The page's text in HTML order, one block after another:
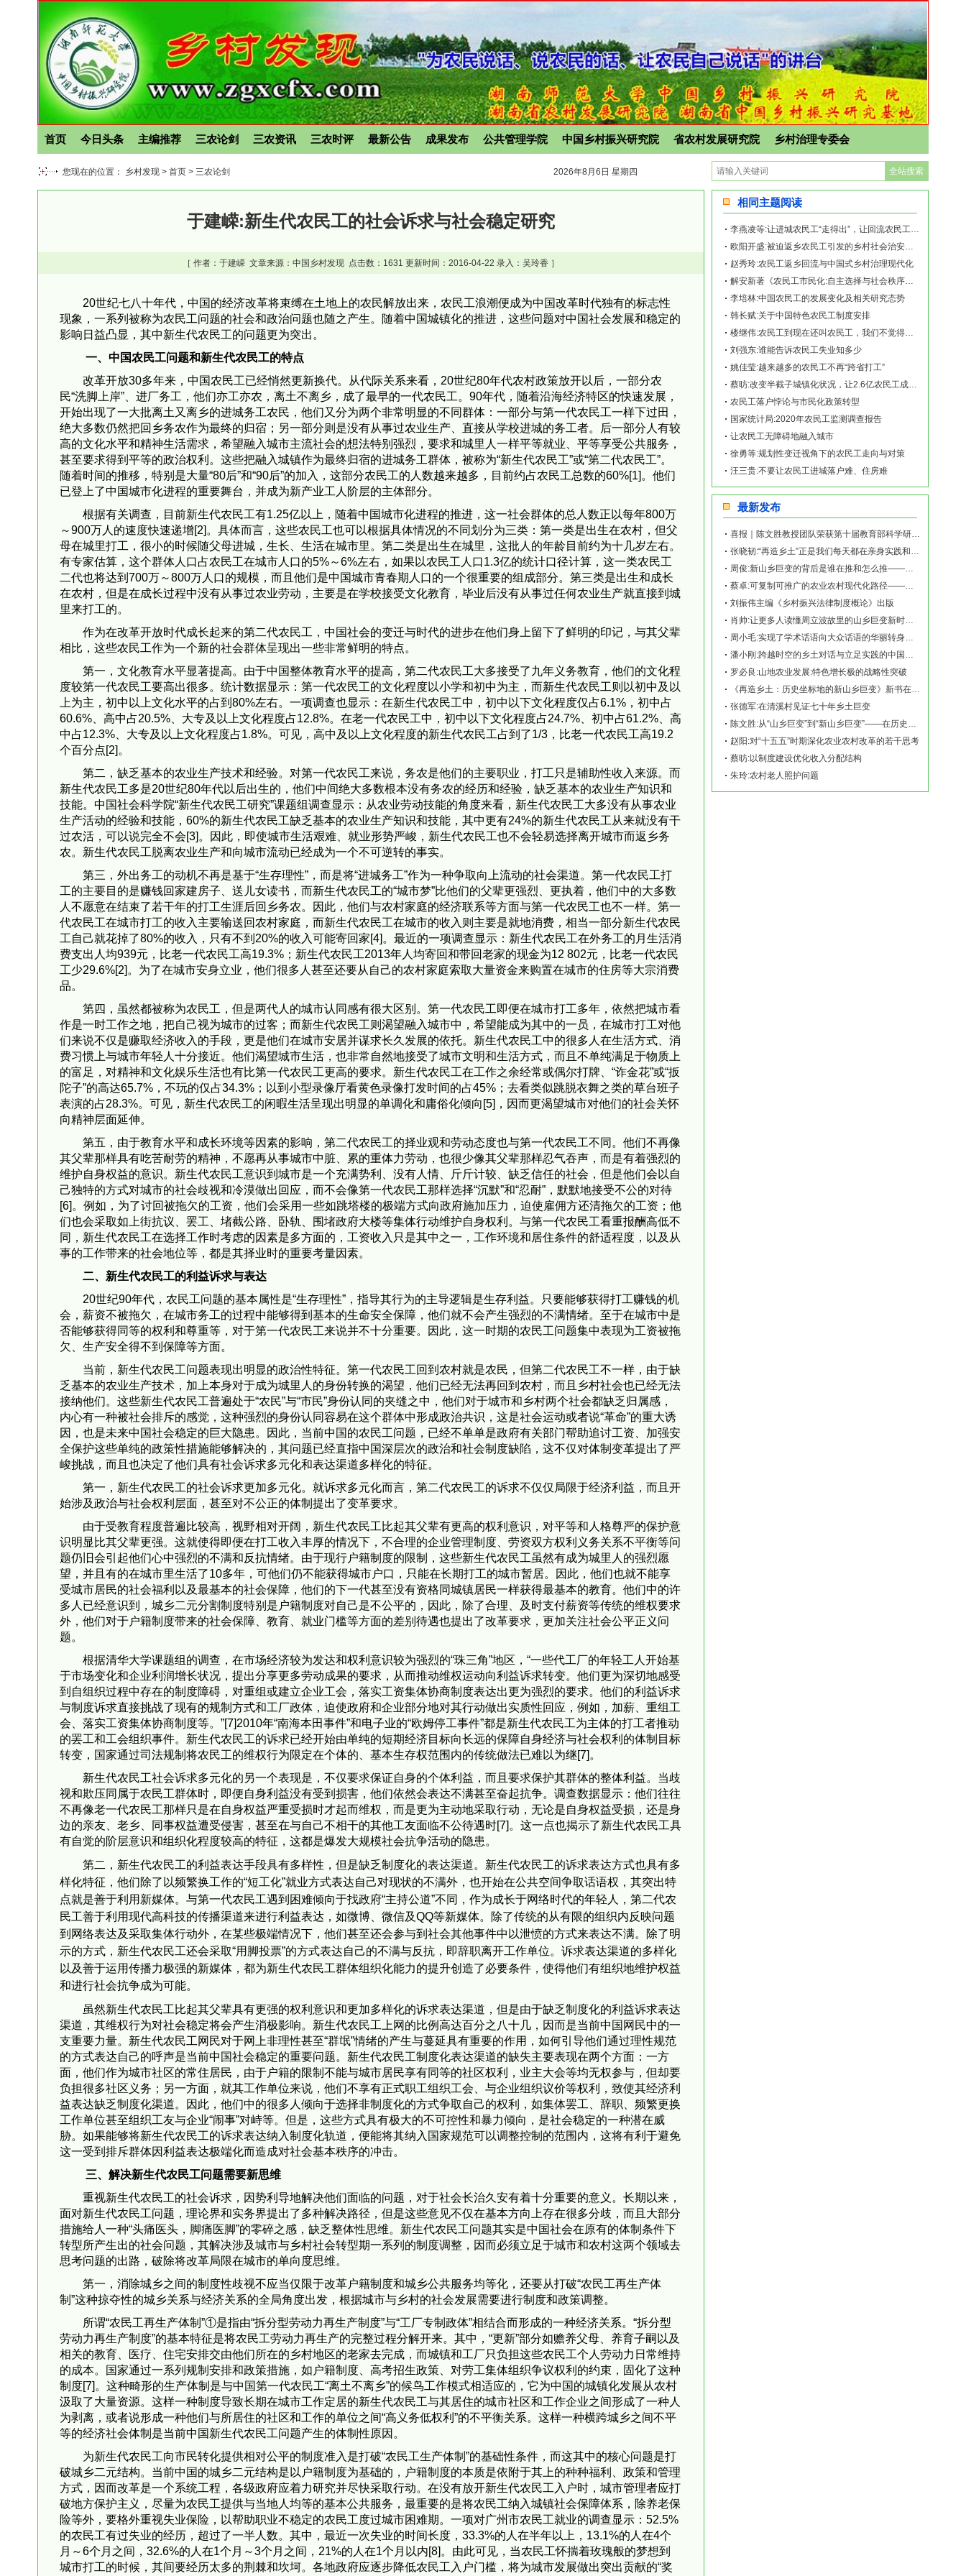
首页 今日头条 主编推荐 三农论剑 三农资讯 三农时评 最新公告 成果发布 公共管理学院 中国乡村振兴研究院 省农村发展研究院 乡村治理专委会
您现在的位置： 乡村发现 > 首页 > 三农论剑 2026年8月6日 星期四
于建嵘:新生代农民工的社会诉求与社会稳定研究
［ 作者： 于建嵘文章来源：中国乡村发现 点击数： 1631 更新时间：2016-04-22 录入：吴玲香 ］
20世纪七八十年代，中国的经济改革将束缚在土地上的农民解放出来，农民工浪潮便成为中国改革时代独有的标志性
现象，一系列被称为农民工问题的社会和政治问题也随之产生。随着中国城镇化的推进，这些问题对中国社会发展和稳定的
影响日益凸显，其中新生代农民工的问题更为突出。
一、中国农民工问题和新生代农民工的特点
改革开放30多年来，中国农民工已经悄然更新换代。从代际关系来看，20世纪80年代农村政策放开以后，一部分农
民“洗脚上岸”、进厂务工，他们亦工亦农，离土不离乡，成了最早的一代农民工。90年代，随着沿海经济特区的快速发展，
开始出现了一大批离土又离乡的进城务工农民，他们又分为两个非常明显的不同群体：一部分与第一代农民工一样下过田，
绝大多数仍然把回乡务农作为最终的归宿；另一部分则是没有从事过农业生产、直接从学校进城的务工者。后一部分人有较
高的文化水平和精神生活需求，希望融入城市主流社会的想法特别强烈，要求和城里人一样平等就业、平等享受公共服务，
甚至要求得到平等的政治权利。这些把融入城镇作为最终归宿的进城务工群体，被称为“新生代农民工”或“第二代农民工”。
随着时间的推移，特别是大量“80后”和“90后”的加入，这部分农民工的人数越来越多，目前约占农民工总数的60%[1]。他们
已登上了中国城市化进程的重要舞台，并成为新产业工人阶层的主体部分。
根据有关调查，目前新生代农民工有1.25亿以上，随着中国城市化进程的推进，这一社会群体的总人数正以每年800万
～900万人的速度快速递增[2]。具体而言，这些农民工也可以根据具体情况的不同划分为三类：第一类是出生在农村，但父
母在城里打工，很小的时候随父母进城，生长、生活在城市里。第二类是出生在城里，这批人的年龄目前约为十几岁左右。
有专家估算，这个群体人口占农民工在城市人口的5%～6%左右，如果以农民工人口1.3亿的统计口径计算，这一类农民工
二代也将达到700万～800万人口的规模，而且他们是中国城市青春期人口的一个很重要的组成部分。第三类是出生和成长
在农村，但是在成长过程中没有从事过农业劳动，主要是在学校接受文化教育，毕业后没有从事过任何农业生产就直接到城
里来打工的。
作为在改革开放时代成长起来的第二代农民工，中国社会的变迁与时代的进步在他们身上留下了鲜明的印记，与其父辈
相比，这些农民工作为一个新的社会群体呈现出一些非常鲜明的特点。
第一，文化教育水平显著提高。由于中国整体教育水平的提高，第二代农民工大多接受了九年义务教育，他们的文化程
度较第一代农民工要高出很多。统计数据显示：第一代农民工的文化程度以小学和初中为主，而新生代农民工则以初中及以
上为主，初中以上文化水平的占到80%左右。一项调查也显示：在新生代农民工中，初中以下文化程度仅占6.1%，初中占
60.6%、高中占20.5%、大专及以上文化程度占12.8%。在老一代农民工中，初中以下文化程度占24.7%、初中占61.2%、高
中占12.3%、大专及以上文化程度占1.8%。可见，高中及以上文化程度的新生代农民工占到了1/3，比老一代农民工高19.2
个百分点[2]。
第二，缺乏基本的农业生产技术和经验。对第一代农民工来说，务农是他们的主要职业，打工只是辅助性收入来源。而
新生代农民工多是20世纪80年代以后出生的，他们中间绝大多数根本没有务农的经历和经验，缺乏基本的农业生产知识和
技能。中国社会科学院“新生代农民工研究”课题组调查显示：从农业劳动技能的角度来看，新生代农民工大多没有从事农业
生产活动的经验和技能，60%的新生代农民工缺乏基本的农业生产知识和技能，其中更有24%的新生代农民工从来就没有干
过农活，可以说完全不会[3]。因此，即使城市生活艰难、就业形势严峻，新生代农民工也不会轻易选择离开城市而返乡务
农。新生代农民工脱离农业生产和向城市流动已经成为一个不可逆转的事实。
第三，外出务工的动机不再是基于“生存理性”，而是将“进城务工”作为一种争取向上流动的社会渠道。第一代农民工打
工的主要目的是赚钱回家建房子、送儿女读书，而新生代农民工的“城市梦”比他们的父辈更强烈、更执着，他们中的大多数
人不愿意在结束了若干年的打工生涯后回乡务农。因此，他们与农村家庭的经济联系等方面与第一代农民工也不一样。第一
代农民工在城市打工的收入主要输送回农村家庭，而新生代农民工在城市的收入则主要是就地消费，相当一部分新生代农民
工自己就花掉了80%的收入，只有不到20%的收入可能寄回家[4]。最近的一项调查显示：新生代农民工在外务工的月生活消
费支出人均939元，比老一代农民工高19.3%；新生代农民工2013年人均寄回和带回老家的现金为12 802元，比老一代农民
工少29.6%[2]。为了在城市安身立业，他们很多人甚至还要从自己的农村家庭索取大量资金来购置在城市的住房等大宗消费
品。
第四，虽然都被称为农民工，但是两代人的城市认同感有很大区别。第一代农民工即便在城市打工多年，依然把城市看
作是一时工作之地，把自己视为城市的过客；而新生代农民工则渴望融入城市中，希望能成为其中的一员，在城市打工对他
们来说不仅是赚取经济收入的手段，更是他们在城市安居并谋求长久发展的依托。新生代农民工中的很多人在生活方式、消
费习惯上与城市年轻人十分接近。他们渴望城市生活，也非常自然地接受了城市文明和生活方式，而且不单纯满足于物质上
的富足，对精神和文化娱乐生活也有比第一代农民工更高的要求。新生代农民工在工作之余经常或偶尔打牌、“诈金花”或“扳
陀子”的高达65.7%，不玩的仅占34.3%；以到小型录像厅看黄色录像打发时间的占45%；去看类似跳脱衣舞之类的草台班子
表演的占28.3%。可见，新生代农民工的闲暇生活呈现出明显的单调化和庸俗化倾向[5]，因而更渴望城市对他们的社会关怀
向精神层面延伸。
第五，由于教育水平和成长环境等因素的影响，第二代农民工的择业观和劳动态度也与第一代农民工不同。他们不再像
其父辈那样具有吃苦耐劳的精神，不愿再从事城市中脏、累的重体力劳动，也很少像其父辈那样忍气吞声，而是有着强烈的
维护自身权益的意识。新生代农民工意识到城市是一个充满势利、没有人情、斤斤计较、缺乏信任的社会，但是他们会以自
己独特的方式对城市的社会歧视和冷漠做出回应，而不会像第一代农民工那样选择“沉默”和“忍耐”，默默地接受不公的对待
[6]。例如，为了讨回被拖欠的工资，他们会采用一些如跳塔楼的极端方式向政府施加压力，迫使雇佣方还清拖欠的工资；他
们也会采取如上街抗议、罢工、堵截公路、卧轨、围堵政府大楼等集体行动维护自身权利。与第一代农民工看重报酬高低不
同，新生代农民工在选择工作时考虑的因素是多方面的，工资收入只是其中之一，工作环境和居住条件的舒适程度，以及从
事的工作带来的社会地位等，都是其择业时的重要考量因素。
二、新生代农民工的利益诉求与表达
20世纪90年代，农民工问题的基本属性是“生存理性”，指导其行为的主导逻辑是生存利益。只要能够获得打工赚钱的机
会，薪资不被拖欠，在城市务工的过程中能够得到基本的生命安全保障，他们就不会产生强烈的不满情绪。至于在城市中是
否能够获得同等的权利和尊重等，对于第一代农民工来说并不十分重要。因此，这一时期的农民工问题集中表现为工资被拖
欠、生产安全得不到保障等方面。
当前，新生代农民工问题表现出明显的政治性特征。第一代农民工回到农村就是农民，但第二代农民工不一样，由于缺
乏基本的农业生产技术，加上本身对于成为城里人的身份转换的渴望，他们已经无法再回到农村，而且乡村社会也已经无法
接纳他们。这些新生代农民工普遍处于“农民”与“市民”身份认同的夹缝之中，他们对于城市和乡村两个社会都缺乏归属感，
内心有一种被社会排斥的感觉，这种强烈的身份认同容易在这个群体中形成政治共识，这是社会运动或者说“革命”的重大诱
因，也是未来中国社会稳定的巨大隐患。因此，当前中国的农民工问题，已经不单单是政府有关部门帮助追讨工资、加强安
全保护这些单纯的政策性措施能够解决的，其问题已经直指中国深层次的政治和社会制度缺陷，这不仅对体制变革提出了严
峻挑战，而且也决定了他们具有社会诉求多元化和表达渠道多样化的特征。
第一，新生代农民工的社会诉求更加多元化。就诉求多元化而言，第二代农民工的诉求不仅仅局限于经济利益，而且开
始涉及政治与社会权利层面，甚至对不公正的体制提出了变革要求。
由于受教育程度普遍比较高，视野相对开阔，新生代农民工比起其父辈有更高的权利意识，对平等和人格尊严的保护意
识明显比其父辈更强。这就使得即便在打工收入丰厚的情况下，不合理的企业管理制度、劳资双方权利义务关系不平衡等问
题仍旧会引起他们心中强烈的不满和反抗情绪。由于现行户籍制度的限制，这些新生代农民工虽然有成为城里人的强烈愿
望，并且有的在城市里生活了10多年，可他们仍不能获得城市户口，只能在长期打工的城市暂居。因此，他们也就不能享
受城市居民的社会福利以及最基本的社会保障，他们的下一代甚至没有资格同城镇居民一样获得最基本的教育。他们中的许
多人已经意识到，城乡二元分割制度特别是户籍制度对自己是不公平的，因此，除了合理、及时支付薪资等传统的维权要求
外，他们对于户籍制度带来的社会保障、教育、就业门槛等方面的差别待遇也提出了改革要求，更加关注社会公平正义问
题。
根据清华大学课题组的调查，在市场经济较为发达和权利意识较为强烈的“珠三角”地区，“一些代工厂的年轻工人开始基
于市场变化和企业利润增长状况，提出分享更多劳动成果的要求，从而推动维权运动向利益诉求转变。他们更为深切地感受
到自组织过程中存在的制度障碍，对重组或建立企业工会，落实工资集体协商制度表达出更为强烈的要求。他们的利益诉求
与制度诉求直接挑战了现有的规制方式和工厂政体，迫使政府和企业部分地对其行动做出实质性回应，例如，加薪、重组工
会、落实工资集体协商制度等。”[7]2010年“南海本田事件”和电子业的“欧姆停工事件”都是新生代农民工为主体的打工者推动
的罢工和工会组织事件。新生代农民工的诉求已经开始由单纯的短期经济目标向长远的保障自身经济与社会权利的体制目标
转变，国家通过司法规制将农民工的维权行为限定在个体的、基本生存权范围内的传统做法已难以为继[7]。
新生代农民工社会诉求多元化的另一个表现是，不仅要求保证自身的个体利益，而且要求保护其群体的整体利益。当歧
视和欺压同属于农民工群体时，即便自身利益没有受到损害，他们依然会表达不满甚至奋起抗争。调查数据显示：他们往往
不再像老一代农民工那样只是在自身权益严重受损时才起而维权，而是更为主动地采取行动，无论是自身权益受损，还是身
边的亲友、老乡、同事权益遭受侵害，甚至在与自己不相干的其他工友面临不公待遇时[7]。这一点也揭示了新生代农民工具
有自觉的阶层意识和组织化程度较高的特征，这都是爆发大规模社会抗争活动的隐患。
第二，新生代农民工的利益表达手段具有多样性，但是缺乏制度化的表达渠道。新生代农民工的诉求表达方式也具有多
样化特征，他们除了以频繁换工作的“短工化”就业方式表达自己对现状的不满外，也开始在公共空间争取话语权，其突出特
点就是善于利用新媒体。与第一代农民工遇到困难倾向于找政府“主持公道”不同，作为成长于网络时代的年轻人，第二代农
民工善于利用现代高科技的传播渠道来进行利益表达，如微博、微信及QQ等新媒体。除了传统的从有限的组织内反映问题
到网络表达及采取集体行动外，在某些极端情况下，他们甚至还会参与到社会其他事件中以泄愤的方式来表达不满。除了明
示的方式，新生代农民工还会采取“用脚投票”的方式表达自己的不满与反抗，即辞职离开工作单位。诉求表达渠道的多样化
以及善于运用传播力极强的新媒体，都为新生代农民工群体组织化能力的提升创造了必要条件，使得他们有组织地维护权益
和进行社会抗争成为可能。
虽然新生代农民工比起其父辈具有更强的权利意识和更加多样化的诉求表达渠道，但是由于缺乏制度化的利益诉求表达
渠道，其维权行为对社会稳定将会产生消极影响。新生代农民工上网的比例高达百分之八十几，因而是当前中国网民中的一
支重要力量。新生代农民工网民对于网上非理性甚至“群氓”情绪的产生与蔓延具有重要的作用，如何引导他们通过理性规范
的方式表达自己的呼声是当前中国社会稳定的重要问题。新生代农民工制度化表达渠道的缺失主要表现在两个方面：一方
面，他们作为城市社区的常住居民，由于户籍的限制不能与城市居民享有同等的社区权利，业主大会等均无权参与，但却要
负担很多社区义务；另一方面，就其工作单位来说，他们不享有正式职工组织工会、与企业组织议价等权利，致使其经济利
益表达缺乏制度化渠道。因此，他们中的很多人倾向于选择非制度化的方式争取自己的权利，如集体罢工、辞职、频繁更换
工作单位甚至组织工友与企业“闹事”对峙等。但是，这些方式具有极大的不可控性和暴力倾向，是社会稳定的一种潜在威
胁。如果能够将新生代农民工的诉求表达纳入制度化轨道，便能将其纳入国家规范可以调整控制的范围内，这将有利于避免
这一受到排斥群体因利益表达极端化而造成对社会基本秩序的冲击。
三、解决新生代农民工问题需要新思维
重视新生代农民工的社会诉求，因势利导地解决他们面临的问题，对于社会长治久安有着十分重要的意义。长期以来，
面对新生代农民工问题，理论界和实务界提出了多种解决路径，但是这些意见不仅在基本方向上存在很多分歧，而且大部分
措施给人一种“头痛医头，脚痛医脚”的零碎之感，缺乏整体性思维。新生代农民工问题其实是中国社会在原有的体制条件下
转型所产生出的社会问题，其解决涉及城市与乡村社会转型期一系列的制度调整，因而必须立足于城市和农村这两个领域去
思考问题的出路，破除将改革局限在城市的单向度思维。
第一，消除城乡之间的制度性歧视不应当仅限于改革户籍制度和城乡公共服务均等化，还要从打破“农民工再生产体
制”这种掠夺性的城乡关系与经济关系的全局角度出发，根据城市与乡村的社会发展需要进行制度和政策调整。
所谓“农民工再生产体制”①是指由“拆分型劳动力再生产制度”与“工厂专制政体”相结合而形成的一种经济关系。“拆分型
劳动力再生产制度”的基本特征是将农民工劳动力再生产的完整过程分解开来。其中，“更新”部分如赡养父母、养育子嗣以及
相关的教育、医疗、住宅安排交由他们所在的乡村地区的老家去完成，而城镇和工厂只负担这些农民工个人劳动力日常维持
的成本。国家通过一系列规制安排和政策措施，如户籍制度、高考招生政策、对劳工集体组织争议权利的约束，固化了这种
制度[7]。这种畸形的生产体制是与中国第一代农民工“离土不离乡”的候鸟工作模式相适应的，它为中国的城镇化发展从农村
汲取了大量资源。这样一种制度导致长期在城市工作定居的新生代农民工与其居住的城市社区和工作企业之间形成了一种人
为剥离，或者说形成一种他们与所居住的社区和工作的单位之间“高义务低权利”的不平衡关系。这样一种横跨城乡之间不平
等的经济社会体制是当前中国新生代农民工问题产生的体制性原因。
为新生代农民工向市民转化提供相对公平的制度准入是打破“农民工生产体制”的基础性条件，而这其中的核心问题是打
破城乡二元结构。当前中国的城乡二元结构是以户籍制度为基础的，户籍制度的本质是依附于其上的种种福利、政策和管理
方式，因而改革是一个系统工程，各级政府应着力研究并尽快采取行动。在没有放开新生代农民工入户时，城市管理者应打
破地方保护主义，尽量为农民工提供与当地人均等的基本公共服务，最重要的是将农民工纳入城镇社会保障体系，除养老保
险等外，要格外重视失业保险，以帮助职业不稳定的农民工度过城市困难期。一项对广州市农民工就业的调查显示：52.5%
的农民工有过失业的经历，超过了一半人数。其中，最近一次失业的时间长度，33.3%的人在半年以上，13.1%的人在4个
月～6个月之间，32.6%的人在1个月～3个月之间，21%的人在1个月以内[8]。由此可见，当农民工怀揣着玫瑰般的梦想到
城市打工的时候，其间要经历太多的荆棘和坎坷。各地政府应逐步降低农民工入户门槛，将为城市发展做出突出贡献的“奖
相同主题阅读
李燕凌等:让进城农民工“走得出”，让回流农民工“留得住”
欧阳开盛:被迫返乡农民工引发的乡村社会治安问题及治理路径
赵秀玲:农民工返乡回流与中国式乡村治理现代化
解安新著《农民工市民化:自主选择与社会秩序统一》出版
李培林:中国农民工的发展变化及相关研究态势
韩长赋:关于中国特色农民工制度安排
楼继伟:农民工到现在还叫农民工，我们不觉得脸红吗?
刘强东:谁能告诉农民工失业知多少
姚佳莹:越来越多的农民工不再“跨省打工”
蔡昉:改变半截子城镇化状况，让2.6亿农民工成为新市民
农民工落户悖论与市民化政策转型
国家统计局:2020年农民工监测调查报告
让农民工无障碍地融入城市
徐勇等:规划性变迁视角下的农民工走向与对策
汪三贵:不要让农民工进城落户难、住房难
最新发布
喜报｜陈文胜教授团队荣获第十届教育部科学研究优秀成果奖（人文社会科学）
张晓韧:“再造乡土”正是我们每天都在亲身实践和探索的事业——《再造乡土:历史坐标地的
周俊:新山乡巨变的背后是谁在推和怎么推——《再造乡土:历史坐标地的新山乡巨变》新书发
蔡卓:可复制可推广的农业农村现代化路径——《再造乡土:历史坐标地的新山乡巨变》新书发
刘振伟主编《乡村振兴法律制度概论》出版
肖帅:让更多人读懂周立波故里的山乡巨变新时代故事——《再造乡土:历史坐标地的新山乡巨
周小毛:实现了学术话语向大众话语的华丽转身——《再造乡土:历史坐标地的新山乡巨变》新
潘小刚:跨越时空的乡土对话与立足实践的中国故事——《再造乡土:历史坐标地的新山乡巨变
罗必良:山地农业发展:特色增长极的战略性突破
《再造乡土：历史坐标地的新山乡巨变》新书在赫山清溪村首发
张德军:在清溪村见证七十年乡土巨变
陈文胜:从“山乡巨变”到“新山乡巨变”——在历史坐标地观察中国乡村现代化
赵阳:对“十五五”时期深化农业农村改革的若干思考
蔡昉:以制度建设优化收入分配结构
朱玲:农村老人照护问题